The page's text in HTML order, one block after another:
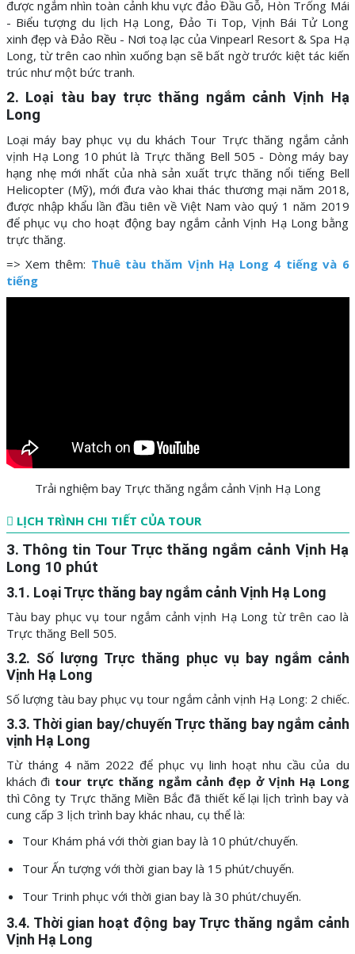
được ngắm nhìn toàn cảnh khu vực đảo Đầu Gỗ, Hòn Trống Mái
- Biểu tượng du lịch Hạ Long, Đảo Ti Top, Vịnh Bái Tử Long
xinh đẹp và Đảo Rều - Nơi toạ lạc của Vinpearl Resort & Spa Hạ
Long, từ trên cao nhìn xuống bạn sẽ bất ngờ trước kiệt tác kiến
trúc như một bức tranh.
2. Loại tàu bay trực thăng ngắm cảnh Vịnh Hạ
Long
Loại máy bay phục vụ du khách Tour Trực thăng ngắm cảnh
vịnh Hạ Long 10 phút là Trực thăng Bell 505 - Dòng máy bay
hạng nhẹ mới nhất của nhà sản xuất trực thăng nổi tiếng Bell
Helicopter (Mỹ), mới đưa vào khai thác thương mại năm 2018,
được nhập khẩu lần đầu tiên về Việt Nam vào quý 1 năm 2019
để phục vụ cho hoạt động bay ngắm cảnh Vịnh Hạ Long bằng
trực thăng.
=> Xem thêm: Thuê tàu thăm Vịnh Hạ Long 4 tiếng và 6
tiếng
Trải nghiệm bay Trực thăng ngắm cảnh Vịnh Hạ Long
LỊCH TRÌNH CHI TIẾT CỦA TOUR
3. Thông tin Tour Trực thăng ngắm cảnh Vịnh Hạ
Long 10 phút
3.1. Loại Trực thăng bay ngắm cảnh Vịnh Hạ Long
Tàu bay phục vụ tour ngắm cảnh vịnh Hạ Long từ trên cao là
Trực thăng Bell 505.
3.2. Số lượng Trực thăng phục vụ bay ngắm cảnh
Vịnh Hạ Long
Số lượng tàu bay phục vụ tour ngắm cảnh vịnh Hạ Long: 2 chiếc.
3.3. Thời gian bay/chuyến Trực thăng bay ngắm cảnh
vịnh Hạ Long
Từ tháng 4 năm 2022 để phục vụ linh hoạt nhu cầu của du
khách đi tour trực thăng ngắm cảnh đẹp ở Vịnh Hạ Long
thì Công ty Trực thăng Miền Bắc đã thiết kế lại lịch trình bay và
cung cấp 3 lịch trình bay khác nhau, cụ thể là:
Tour Khám phá với thời gian bay là 10 phút/chuyến.
Tour Ấn tượng với thời gian bay là 15 phút/chuyến.
Tour Trinh phục với thời gian bay là 30 phút/chuyến.
3.4. Thời gian hoạt động bay Trực thăng ngắm cảnh
Vịnh Hạ Long